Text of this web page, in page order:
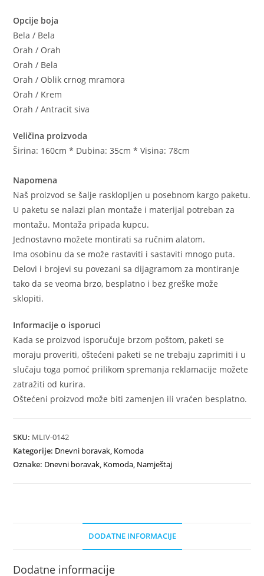
Opcije boja
Bela / Bela
Orah / Orah
Orah / Bela
Orah / Oblik crnog mramora
Orah / Krem
Orah / Antracit siva
Veličina proizvoda
Širina: 160cm * Dubina: 35cm * Visina: 78cm
Napomena
Naš proizvod se šalje rasklopljen u posebnom kargo paketu.
U paketu se nalazi plan montaže i materijal potreban za
montažu. Montaža pripada kupcu.
Jednostavno možete montirati sa ručnim alatom.
Ima osobinu da se može rastaviti i sastaviti mnogo puta.
Delovi i brojevi su povezani sa dijagramom za montiranje
tako da se veoma brzo, besplatno i bez greške može
sklopiti.
Informacije o isporuci
Kada se proizvod isporučuje brzom poštom, paketi se
moraju proveriti, oštećeni paketi se ne trebaju zaprimiti i u
slučaju toga pomoć prilikom spremanja reklamacije možete
zatražiti od kurira.
Oštećeni proizvod može biti zamenjen ili vraćen besplatno.
SKU: MLIV-0142
Kategorije: Dnevni boravak Komoda
Oznake: Dnevni boravak Komoda Namještaj
DODATNE INFORMACIJE
Dodatne informacije